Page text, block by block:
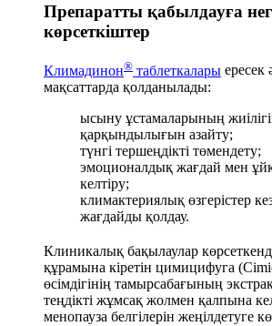
Препаратты қабылдауға
көрсеткіштер
Климадинон® таблеткалары ересек
мақсаттарда қолданылады:
ысыну ұстамаларының
қарқындылығын азайту;
түнгі тершеңдікті төмендету;
эмоционалдық жағдай мен
келтіру;
климактериялық өзгерістер
жағдайды қолдау.
Клиникалық бақылаулар
құрамына кіретін цимицифуга
өсімдігінің тамырсабағының
теңдікті жұмсақ жолмен қалпына
менопауза белгілерін жеңілдетуге